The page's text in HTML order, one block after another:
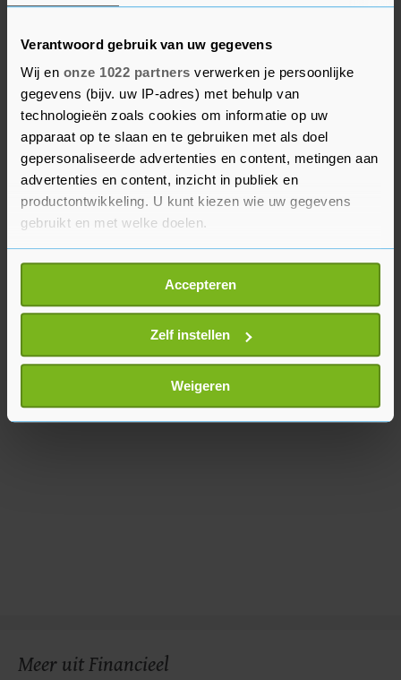
Verantwoord gebruik van uw gegevens
Wij en onze 1022 partners verwerken je persoonlijke
gegevens (bijv. uw IP-adres) met behulp van
technologieën zoals cookies om informatie op uw
apparaat op te slaan en te gebruiken met als doel
gepersonaliseerde advertenties en content, metingen aan
advertenties en content, inzicht in publiek en
productontwikkeling. U kunt kiezen wie uw gegevens
gebruikt en met welke doelen.
Als u het toestaat, willen we ook graag:
Informatie verzamelen over uw geografische
locatie, die tot een paar meter nauwkeurig kan zijn
Uw apparaat identificeren door het actief te
scannen op specifieke eigenschappen (fingerprinting)
Lees meer over hoe uw persoonlijke gegevens worden
verwerkt en stel uw voorkeuren in het
U kunt uw toestemming op elk moment wijzigen of
Accepteren
Zelf instellen
Weigeren
van de Nederlandse staat kreeg.
In totaal gaat KLM inclusief haar
dochterbedrijven met ongeveer 5000
medewerkers minder door. Mensen met
aflopende en tijdelijke contracten waren goed
voor ongeveer 1500 voltijdsbanen, de 2400
medewerkers die vrijwillig vertrekken vullen
ongeveer 2000 voltijdsbanen en tot eind volgend
jaar gaan ook nog eens 500 mensen met
pensioen.
Meer uit Financieel